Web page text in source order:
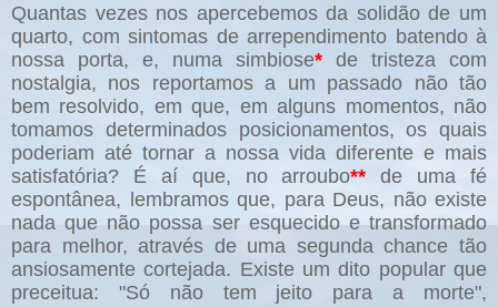
Quantas vezes nos apercebemos da solidão de um
quarto, com sintomas de arrependimento batendo à
nossa porta, e, numa simbiose* de tristeza com
nostalgia, nos reportamos a um passado não tão
bem resolvido, em que, em alguns momentos, não
tomamos determinados posicionamentos, os quais
poderiam até tornar a nossa vida diferente e mais
satisfatória? É aí que, no arroubo** de uma fé
espontânea, lembramos que, para Deus, não existe
nada que não possa ser esquecido e transformado
para melhor, através de uma segunda chance tão
ansiosamente cortejada. Existe um dito popular que
preceitua: "Só não tem jeito para a morte",